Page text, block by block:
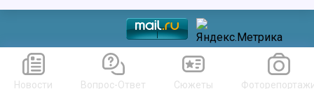
Новости Вопрос-Ответ Сюжеты